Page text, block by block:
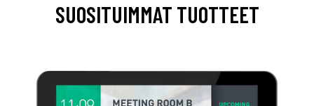
SUOSITUIMMAT TUOTTEET